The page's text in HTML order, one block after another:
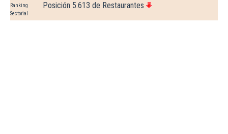
Ranking
Sectorial
Posición 5.613 de Restaurantes